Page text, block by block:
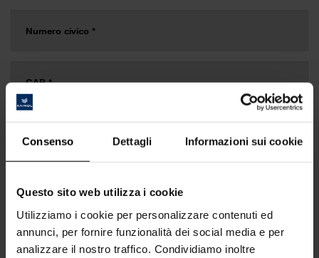
Consenso Dettagli Informazioni sui cookie
Questo sito web utilizza i cookie
Utilizziamo i cookie per personalizzare contenuti ed
annunci, per fornire funzionalità dei social media e per
analizzare il nostro traffico. Condividiamo inoltre